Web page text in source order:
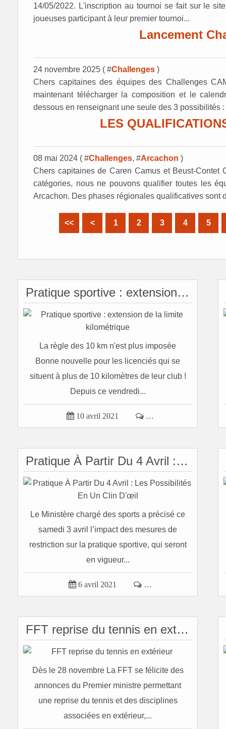
14/05/2022. L'inscription au tournoi se fait sur le
joueuses participant à leur premier tournoi...
Lancement
24 novembre 2025 ( #Challenges )
Chers capitaines des équipes des Challenges
maintenant télécharger la composition et le
dessous en renseignant une seule des 3 possibilités
LES
08 mai 2024 ( #Challenges, #Arcachon )
Chers capitaines de Caren Camus et Beust-
catégories, nous ne pouvons qualifier toutes les
Arcachon. Des phases régionales qualificatives sont
<< < 1 2 3 4 5
Pratique sportive : extension de la limite kilométrique
La règle des 10 km n'est plus imposée
Bonne nouvelle pour les licenciés qui se
situent à plus de 10 kilomètres de leur club !
Depuis ce vendredi...
 10 avril 2021  …
Pratique À Partir Du 4 Avril : Les Possibilités En Un Clin D'œil
Le Ministère chargé des sports a précisé ce
samedi 3 avril l’impact des mesures de
restriction sur la pratique sportive, qui seront
en vigueur...
 6 avril 2021  …
FFT reprise du tennis en extérieur
Dès le 28 novembre La FFT se félicite des
annonces du Premier ministre permettant
une reprise du tennis et des disciplines
associées en extérieur,...